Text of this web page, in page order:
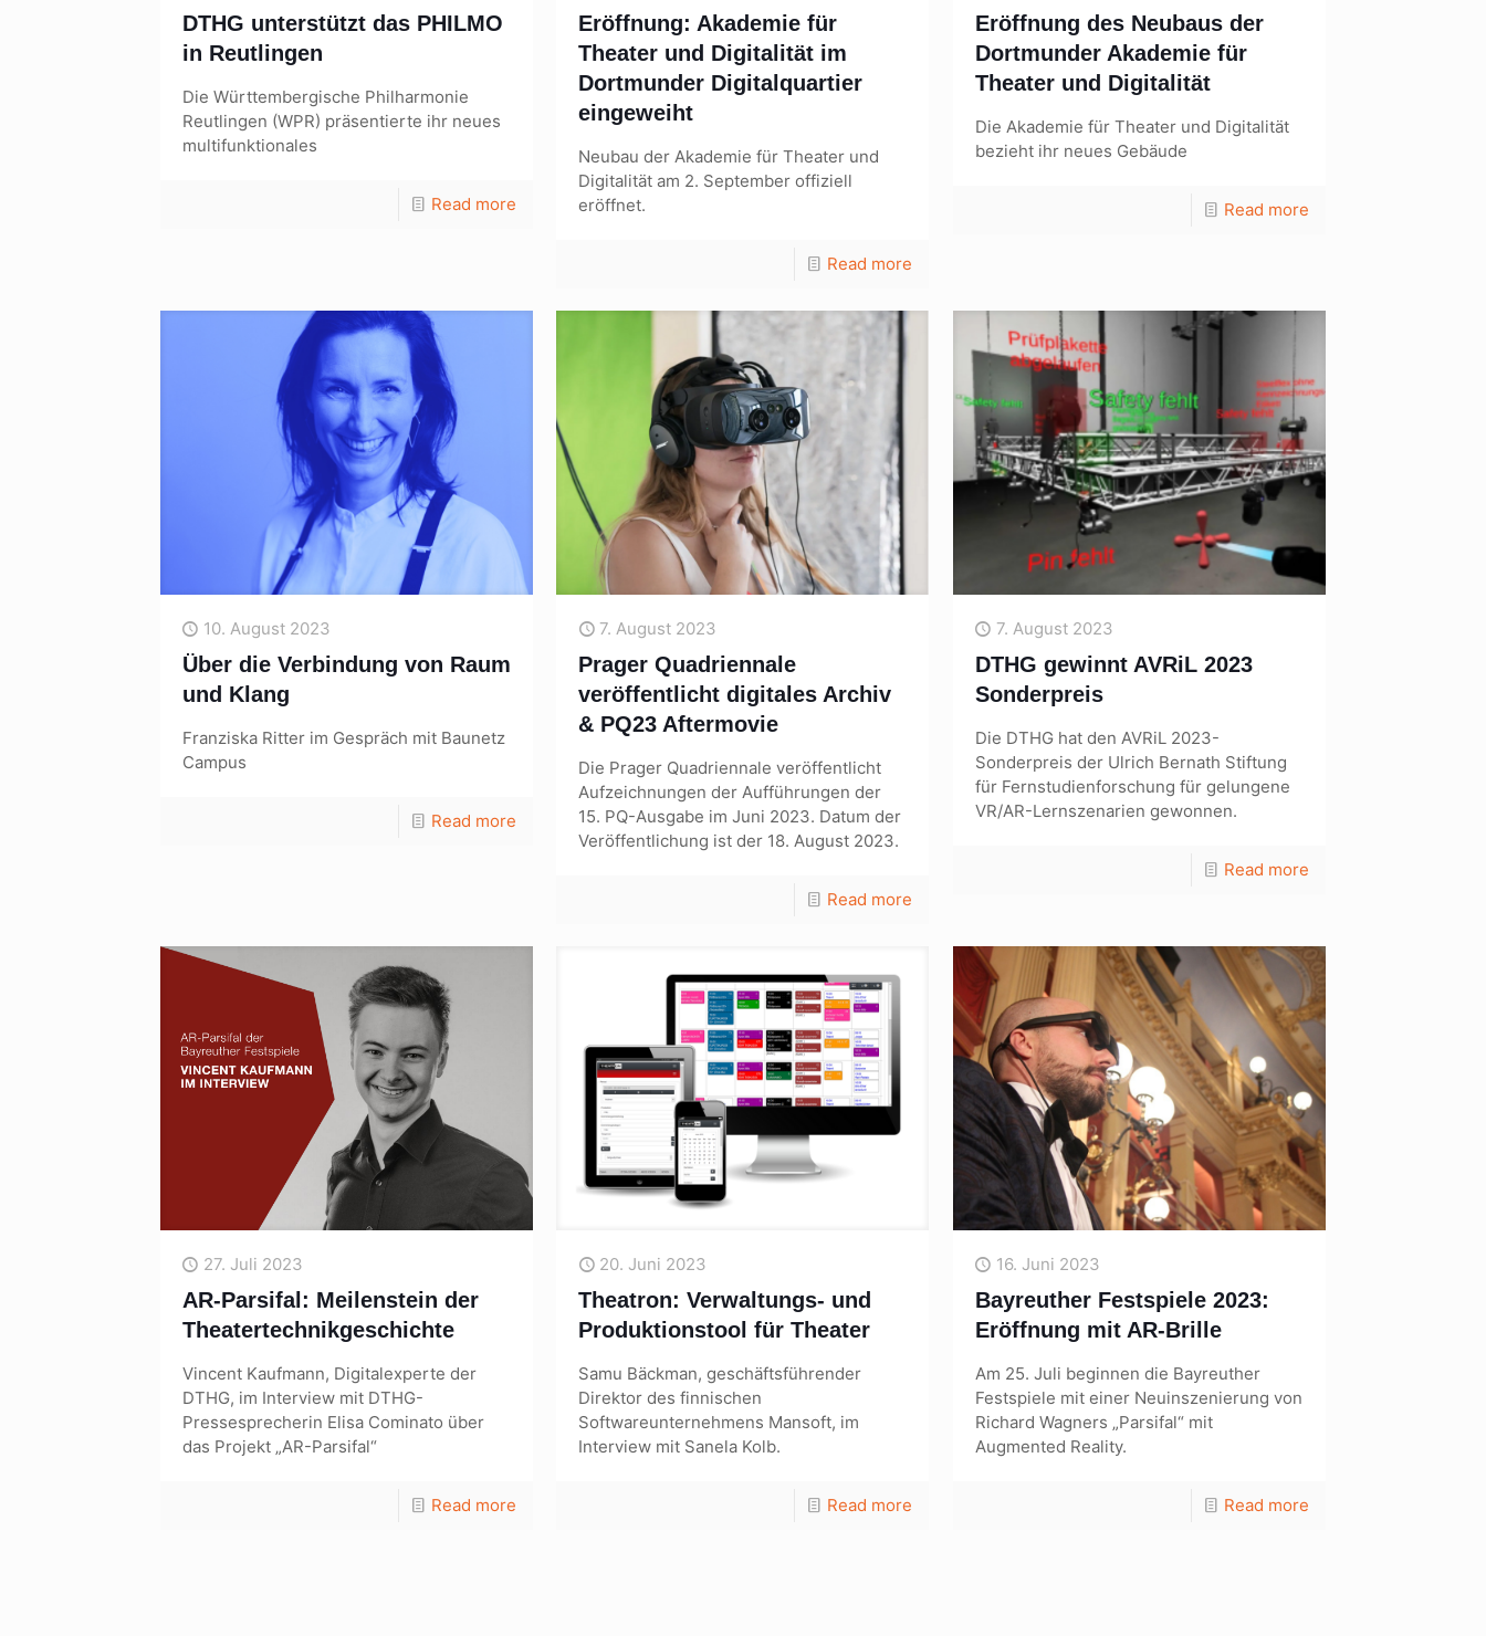
DTHG unterstützt das PHILMO
in Reutlingen
Die Württembergische Philharmonie
Reutlingen (WPR) präsentierte ihr neues
multifunktionales
Read more
Eröffnung: Akademie für
Theater und Digitalität im
Dortmunder Digitalquartier
eingeweiht
Neubau der Akademie für Theater und
Digitalität am 2. September offiziell
eröffnet.
Read more
Eröffnung des Neubaus der
Dortmunder Akademie für
Theater und Digitalität
Die Akademie für Theater und Digitalität
bezieht ihr neues Gebäude
Read more
10. August 2023
Über die Verbindung von Raum
und Klang
Franziska Ritter im Gespräch mit Baunetz
Campus
Read more
7. August 2023
Prager Quadriennale
veröffentlicht digitales Archiv
& PQ23 Aftermovie
Die Prager Quadriennale veröffentlicht
Aufzeichnungen der Aufführungen der
15. PQ-Ausgabe im Juni 2023. Datum der
Veröffentlichung ist der 18. August 2023.
Read more
7. August 2023
DTHG gewinnt AVRiL 2023
Sonderpreis
Die DTHG hat den AVRiL 2023-
Sonderpreis der Ulrich Bernath Stiftung
für Fernstudienforschung für gelungene
VR/AR-Lernszenarien gewonnen.
Read more
27. Juli 2023
AR-Parsifal: Meilenstein der
Theatertechnikgeschichte
Vincent Kaufmann, Digitalexperte der
DTHG, im Interview mit DTHG-
Pressesprecherin Elisa Cominato über
das Projekt „AR-Parsifal“
Read more
20. Juni 2023
Theatron: Verwaltungs- und
Produktionstool für Theater
Samu Bäckman, geschäftsführender
Direktor des finnischen
Softwareunternehmens Mansoft, im
Interview mit Sanela Kolb.
Read more
16. Juni 2023
Bayreuther Festspiele 2023:
Eröffnung mit AR-Brille
Am 25. Juli beginnen die Bayreuther
Festspiele mit einer Neuinszenierung von
Richard Wagners „Parsifal“ mit
Augmented Reality.
Read more